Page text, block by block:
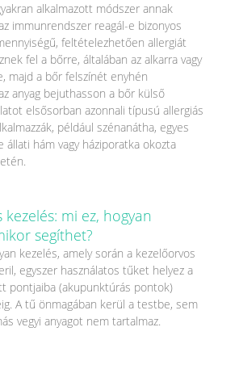
alkalmazott módszer annak
immunrendszer reagál-e bizonyos
feltételezhetően allergiát
fel a bőrre, általában az alkarra vagy
majd a bőr felszínét enyhén
anyag bejuthasson a bőr külső
elsősorban azonnali típusú allergiás
például szénanátha, egyes
állati hám vagy háziporatka okozta
mi ez, hogyan
segíthet?
kezelés, amely során a kezelőorvos
egyszer használatos tűket helyez a
pontjaiba (akupunktúrás pontok)
A tű önmagában kerül a testbe, sem
vegyi anyagot nem tartalmaz.